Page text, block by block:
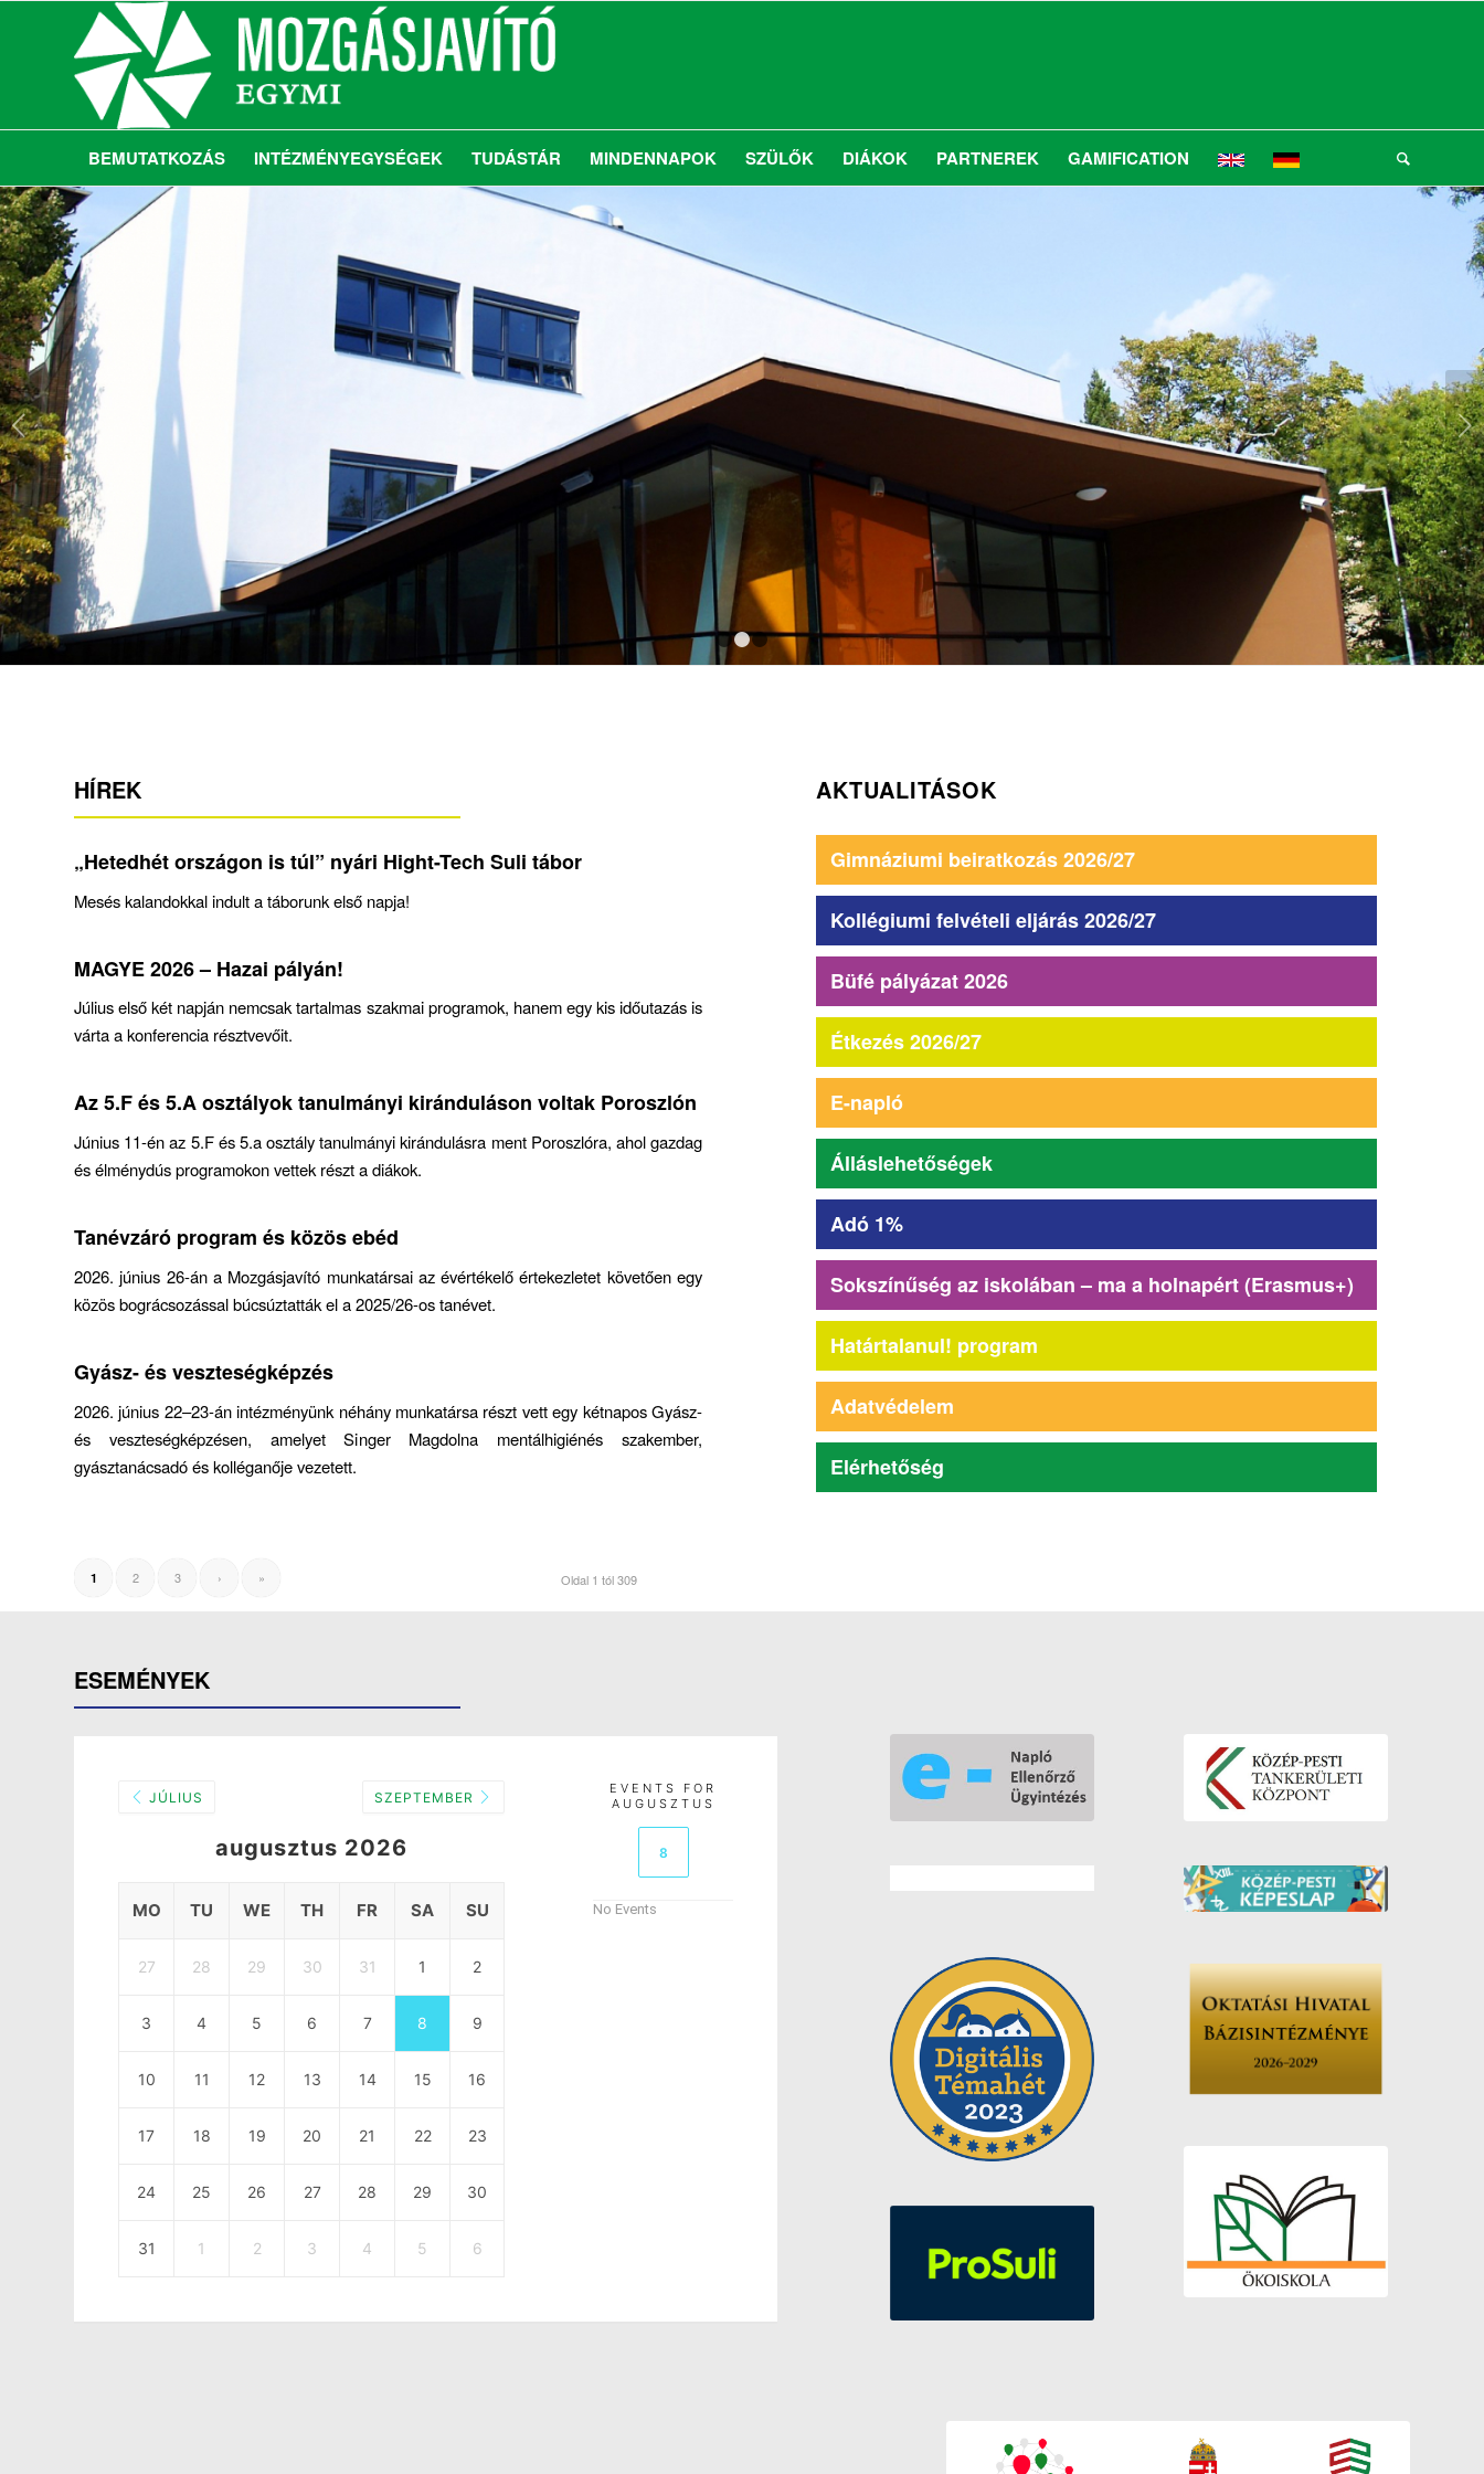
BEMUTATKOZÁS INTÉZMÉNYEGYSÉGEK TUDÁSTÁR MINDENNAPOK SZÜLŐK DIÁKOK PARTNEREK GAMIFICATION
Következő
1
HÍREK
„Hetedhét országon is túl” nyári Hight-Tech Suli tábor
Mesés kalandokkal indult a táborunk első napja!
MAGYE 2026 – Hazai pályán!
Július első két napján nemcsak tartalmas szakmai programok, hanem egy kis időutazás is
várta a konferencia résztvevőit.
Az 5.F és 5.A osztályok tanulmányi kiránduláson voltak Poroszlón
Június 11-én az 5.F és 5.a osztály tanulmányi kirándulásra ment Poroszlóra, ahol gazdag
és élménydús programokon vettek részt a diákok.
Tanévzáró program és közös ebéd
2026. június 26-án a Mozgásjavító munkatársai az évértékelő értekezletet követően egy
közös bográcsozással búcsúztatták el a 2025/26-os tanévet.
Gyász- és veszteségképzés
2026. június 22–23-án intézményünk néhány munkatársa részt vett egy kétnapos Gyász-
és veszteségképzésen, amelyet Singer Magdolna mentálhigiénés szakember,
gyásztanácsadó és kolléganője vezetett.
Oldal 1 tól 309
1 2 3 › »
AKTUALITÁSOK
Gimnáziumi beiratkozás 2026/27
Kollégiumi felvételi eljárás 2026/27
Büfé pályázat 2026
Étkezés 2026/27
E-napló
Álláslehetőségek
Adó 1%
Sokszínűség az iskolában – ma a holnapért (Erasmus+)
Határtalanul! program
Adatvédelem
Elérhetőség
ESEMÉNYEK
JÚLIUS
augusztus 2026
SZEPTEMBER
MO TU WE TH FR SA SU
27 28 29 30 31 1 2
3 4 5 6 7 8 9
10 11 12 13 14 15 16
17 18 19 20 21 22 23
24 25 26 27 28 29 30
31 1 2 3 4 5 6
EVENTS FOR
AUGUSZTUS
8
No Events